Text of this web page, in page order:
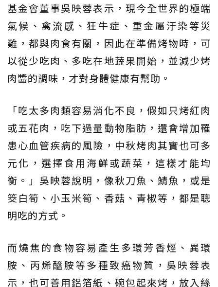
基金會董事吳映蓉表示，現今全世界的極端
氣候、禽流感、狂牛症、重金屬汙染等災
難，都與肉食有關，因此在準備烤物時，可
以從少吃肉、多吃在地蔬果開始，並減少烤
肉醬的調味，才對身體健康有幫助。
「吃太多肉類容易消化不良，假如只烤紅肉
或五花肉，吃下過量動物脂肪，還會增加罹
患心血管疾病的風險，中秋烤肉其實也可多
元化，選擇食用海鮮或蔬菜，這樣才能均
衡。」吳映蓉說明，像秋刀魚、鯖魚，或是
筊白筍、小玉米筍、香菇、青椒等，都是聰
明吃的方式。
而燒焦的食物容易產生多環芳香烴、異環
胺、丙烯醯胺等多種致癌物質，吳映蓉表
示，也可善用鋁箔紙、碗包起來烤，放入絲